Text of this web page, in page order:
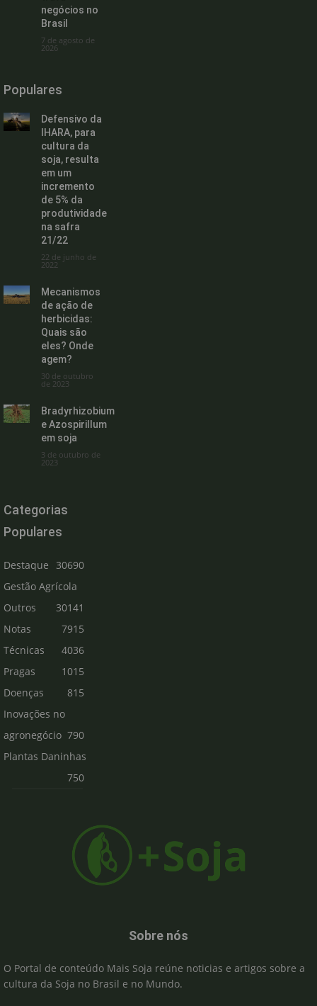
negócios no
Brasil
7 de agosto de
2026
Populares
Defensivo da
IHARA, para
cultura da
soja, resulta
em um
incremento
de 5% da
produtividade
na safra
21/22
22 de junho de
2022
Mecanismos
de ação de
herbicidas:
Quais são
eles? Onde
agem?
30 de outubro
de 2023
Bradyrhizobium
e Azospirillum
em soja
3 de outubro de
2023
Categorias
Populares
Destaque
30690
Gestão Agrícola
30141
Outros
7915
Notas
Técnicas
4036
Pragas
1015
Doenças
815
Inovações no
agronegócio 790
Plantas Daninhas
750
Sobre nós
O Portal de conteúdo Mais Soja reúne noticias e artigos sobre a
cultura da Soja no Brasil e no Mundo.